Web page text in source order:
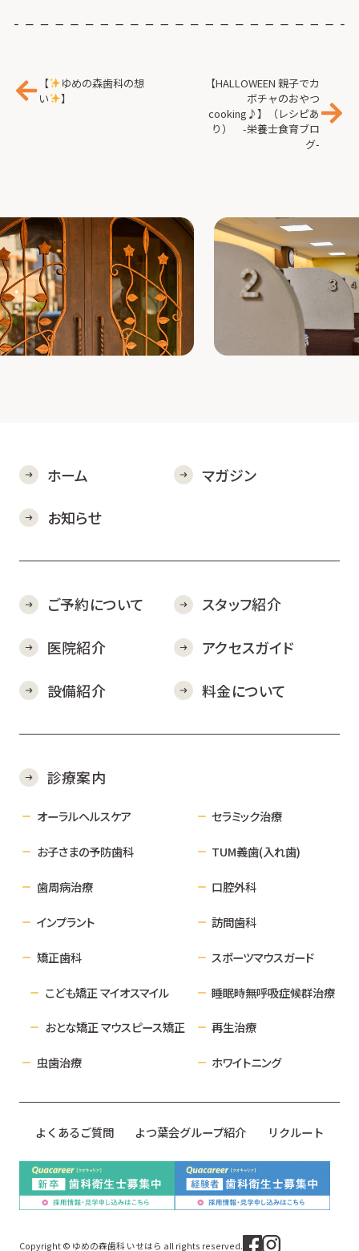
【
ゆめの森歯科の想
い
】
【HALLOWEEN 親子でカ
ボチャのおやつ
cooking♪】（レシピあ
り） -栄養士食育ブロ
グ-
ホーム
お知らせ
マガジン
ご予約について
医院紹介
設備紹介
スタッフ紹介
アクセスガイド
料金について
診療案内
オーラルヘルスケア
お子さまの予防歯科
歯周病治療
インプラント
矯正歯科
こども矯正 マイオスマイル
おとな矯正 マウスピース矯正
虫歯治療
セラミック治療
TUM義歯(入れ歯)
口腔外科
訪問歯科
スポーツマウスガード
睡眠時無呼吸症候群治療
再生治療
ホワイトニング
よくあるご質問 よつ葉会グループ紹介 リクルート
Copyright © ゆめの森歯科 いせはら all rights reserved.